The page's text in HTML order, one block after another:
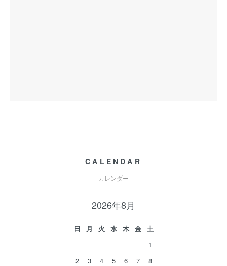
CALENDAR
カレンダー
2026年8月
日 月 火 水 木 金
土
1
2
3 4 5 6 7
8